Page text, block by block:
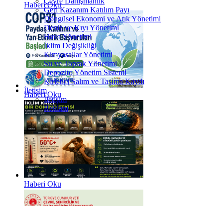
Haberi Oku
Haberi Oku
Haberi Oku
Geri Kazanım Katılım Payı
Döngüsel Ekonomi ve Atık Yönetimi
Deniz ve Kıyı Yönetimi
Hava Yönetimi
İklim Değişikliği
Kimyasallar Yönetimi
Su ve Toprak Yönetimi
Depozito Yönetim Sistemi
Kirletici Salım ve Taşıma Kaydı
İletişim
İletişim
Reklam